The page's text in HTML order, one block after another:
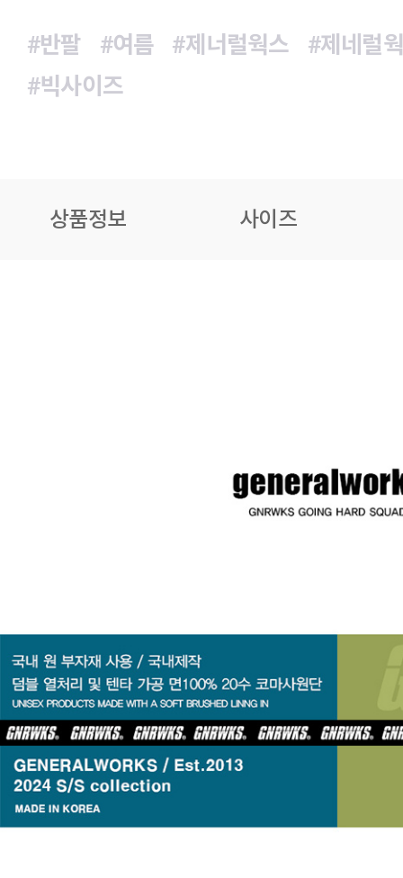
#반팔 #여름 #제너럴웍스
#제네럴
#빅사이즈
상품정보 사이즈